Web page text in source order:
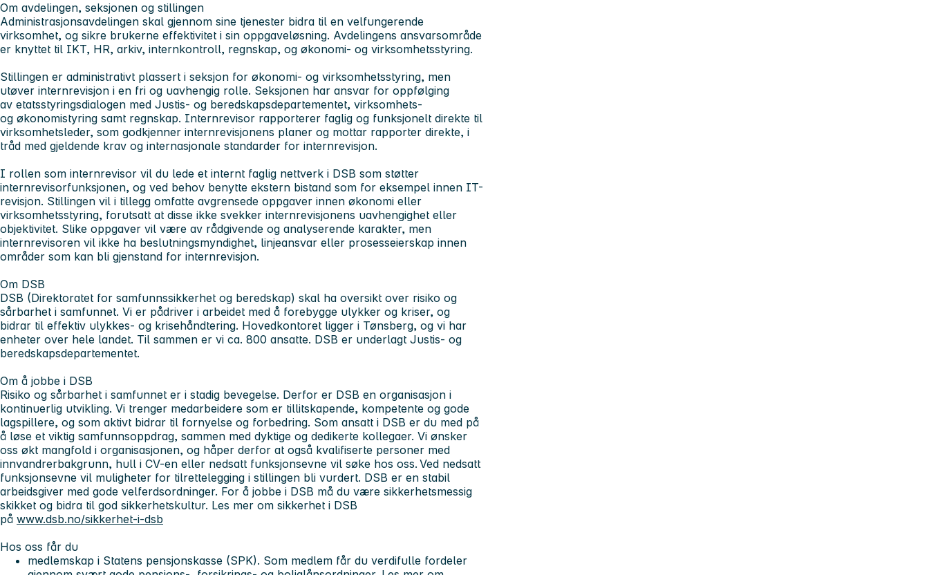
Om avdelingen, seksjonen og stillingen
Administrasjonsavdelingen skal gjennom sine tjenester bidra til en velfungerende
virksomhet, og sikre brukerne effektivitet i sin oppgaveløsning. Avdelingens ansvarsområde
er knyttet til IKT, HR, arkiv, internkontroll, regnskap, og økonomi- og virksomhetsstyring.
Stillingen er administrativt plassert i seksjon for økonomi- og virksomhetsstyring, men
utøver internrevisjon i en fri og uavhengig rolle. Seksjonen har ansvar for oppfølging
av etatsstyringsdialogen med Justis- og beredskapsdepartementet, virksomhets-
og økonomistyring samt regnskap. Internrevisor rapporterer faglig og funksjonelt direkte til
virksomhetsleder, som godkjenner internrevisjonens planer og mottar rapporter direkte, i
tråd med gjeldende krav og internasjonale standarder for internrevisjon.
I rollen som internrevisor vil du lede et internt faglig nettverk i DSB som støtter
internrevisorfunksjonen, og ved behov benytte ekstern bistand som for eksempel innen IT-
revisjon. Stillingen vil i tillegg omfatte avgrensede oppgaver innen økonomi eller
virksomhetsstyring, forutsatt at disse ikke svekker internrevisjonens uavhengighet eller
objektivitet. Slike oppgaver vil være av rådgivende og analyserende karakter, men
internrevisoren vil ikke ha beslutningsmyndighet, linjeansvar eller prosesseierskap innen
områder som kan bli gjenstand for internrevisjon.
Om DSB
DSB (Direktoratet for samfunnssikkerhet og beredskap) skal ha oversikt over risiko og
sårbarhet i samfunnet. Vi er pådriver i arbeidet med å forebygge ulykker og kriser, og
bidrar til effektiv ulykkes- og krisehåndtering. Hovedkontoret ligger i Tønsberg, og vi har
enheter over hele landet. Til sammen er vi ca. 800 ansatte. DSB er underlagt Justis- og
beredskapsdepartementet.
Om å jobbe i DSB
Risiko og sårbarhet i samfunnet er i stadig bevegelse. Derfor er DSB en organisasjon i
kontinuerlig utvikling. Vi trenger medarbeidere som er tillitskapende, kompetente og gode
lagspillere, og som aktivt bidrar til fornyelse og forbedring. Som ansatt i DSB er du med på
å løse et viktig samfunnsoppdrag, sammen med dyktige og dedikerte kollegaer. Vi ønsker
oss økt mangfold i organisasjonen, og håper derfor at også kvalifiserte personer med
innvandrerbakgrunn, hull i CV-en eller nedsatt funksjonsevne vil søke hos oss. Ved nedsatt
funksjonsevne vil muligheter for tilrettelegging i stillingen bli vurdert. DSB er en stabil
arbeidsgiver med gode velferdsordninger. For å jobbe i DSB må du være sikkerhetsmessig
skikket og bidra til god sikkerhetskultur. Les mer om sikkerhet i DSB
på www.dsb.no/sikkerhet-i-dsb
Hos oss får du
medlemskap i Statens pensjonskasse (SPK). Som medlem får du verdifulle fordeler